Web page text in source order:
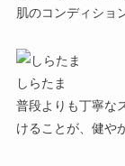
肌のコンディショ
しらたま
普段よりも丁寧な
けることが、健や